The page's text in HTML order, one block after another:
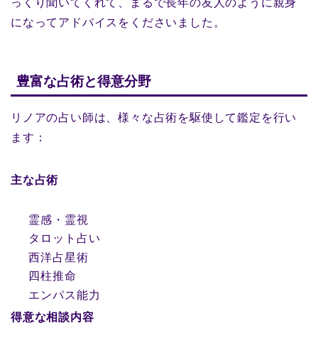
っくり聞いてくれて、まるで長年の友人のように親身
になってアドバイスをくださいました。
豊富な占術と得意分野
リノアの占い師は、様々な占術を駆使して鑑定を行い
ます：
主な占術
霊感・霊視
タロット占い
西洋占星術
四柱推命
エンパス能力
得意な相談内容